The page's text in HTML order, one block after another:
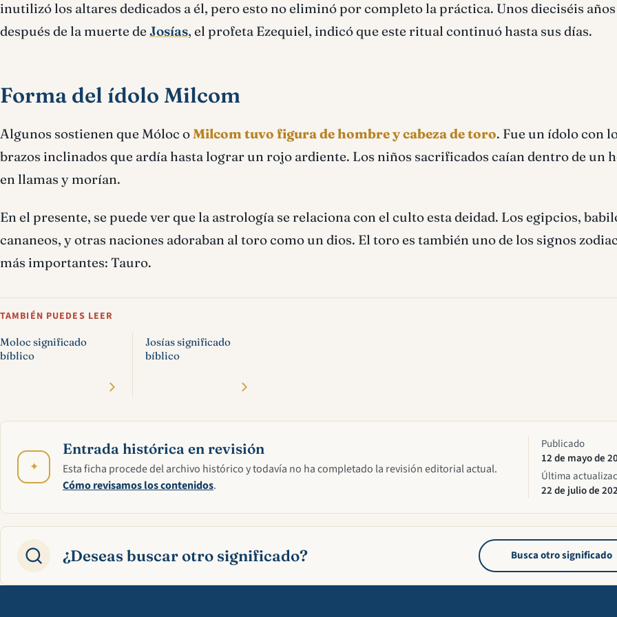
inutilizó los altares dedicados a él, pero esto no eliminó por completo la práctica. Unos dieciséis años
después de la muerte de Josías, el profeta Ezequiel, indicó que este ritual continuó hasta sus días.
Forma del ídolo Milcom
Algunos sostienen que Móloc o Milcom tuvo figura de hombre y cabeza de toro. Fue un ídolo con
brazos inclinados que ardía hasta lograr un rojo ardiente. Los niños sacrificados caían dentro de un
en llamas y morían.
En el presente, se puede ver que la astrología se relaciona con el culto esta deidad. Los egipcios,
cananeos, y otras naciones adoraban al toro como un dios. El toro es también uno de los signos
más importantes: Tauro.
TAMBIÉN PUEDES LEER
Moloc significado
bíblico
Josías significado
bíblico
✦
Entrada histórica en revisión
Esta ficha procede del archivo histórico y todavía no ha completado la revisión editorial actual.
Cómo revisamos los contenidos.
Publicado
12 de mayo de
Última
22 de julio de
¿Deseas buscar otro significado? Busca otro significado